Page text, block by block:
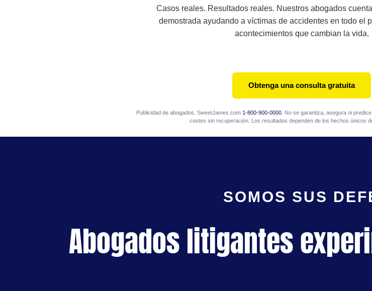
Casos reales. Resultados reales. Nuestros abogados
demostrada ayudando a víctimas de accidentes en todo el
acontecimientos que cambian la vida.
Obtenga una consulta gratuita
Publicidad de abogados. SweetJames.com 1-800-900-0000 . No se garantiza, asegura ni
costes sin recuperación. Los resultados dependen de los hechos únicos
SOMOS SUS
Abogados litigantes